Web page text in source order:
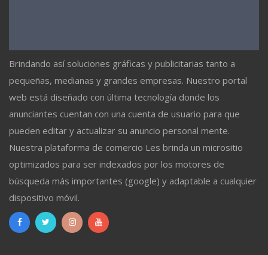
Brindando así soluciones gráficas y publicitarias tanto a
pequeñas, medianas y grandes empresas. Nuestro portal
web está diseñado con última tecnología donde los
anunciantes cuentan con una cuenta de usuario para que
pueden editar y actualizar su anuncio personal mente.
Nuestra plataforma de comercio Les brinda un micrositio
optimizados para ser indexados por los motores de
búsqueda más importantes (google) y adaptable a cualquier
dispositivo móvil.